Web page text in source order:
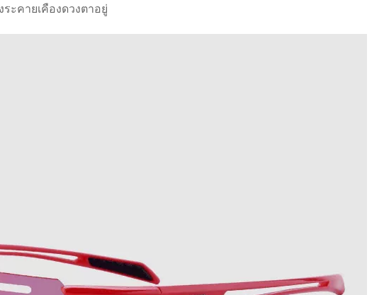
ะคายเคืองดวงตาอยู่